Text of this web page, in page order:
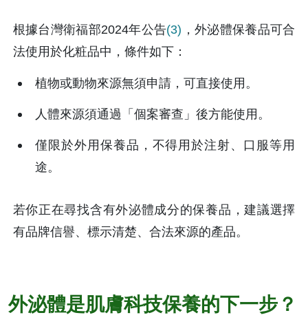
根據台灣衛福部2024年公告(3) ，外泌體保養品可合
法使用於化粧品中，條件如下：
植物或動物來源無須申請，可直接使用。
人體來源須通過「個案審查」後方能使用。
僅限於外用保養品，不得用於注射、口服等用
途。
若你正在尋找含有外泌體成分的保養品，建議選擇
有品牌信譽、標示清楚、合法來源的產品。
外泌體是肌膚科技保養的下一步？